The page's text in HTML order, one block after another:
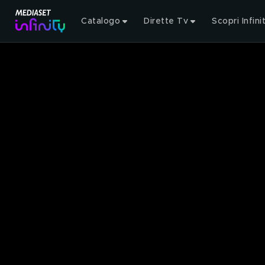
Catalogo Dirette Tv Scopri